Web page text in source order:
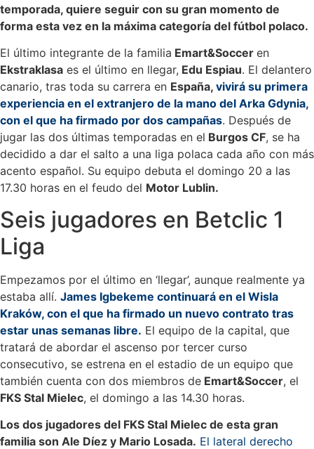
temporada, quiere seguir con su gran momento de
forma esta vez en la máxima categoría del fútbol polaco.
El último integrante de la familia Emart&Soccer en
Ekstraklasa es el último en llegar, Edu Espiau. El delantero
canario, tras toda su carrera en España, vivirá su primera
experiencia en el extranjero de la mano del Arka Gdynia,
con el que ha firmado por dos campañas. Después de
jugar las dos últimas temporadas en el Burgos CF, se ha
decidido a dar el salto a una liga polaca cada año con más
acento español. Su equipo debuta el domingo 20 a las
17.30 horas en el feudo del Motor Lublin.
Seis jugadores en Betclic 1
Liga
Empezamos por el último en ‘llegar’, aunque realmente ya
estaba allí. James Igbekeme continuará en el Wisla
Kraków, con el que ha firmado un nuevo contrato tras
estar unas semanas libre. El equipo de la capital, que
tratará de abordar el ascenso por tercer curso
consecutivo, se estrena en el estadio de un equipo que
también cuenta con dos miembros de Emart&Soccer, el
FKS Stal Mielec, el domingo a las 14.30 horas.
Los dos jugadores del FKS Stal Mielec de esta gran
familia son Ale Díez y Mario Losada. El lateral derecho